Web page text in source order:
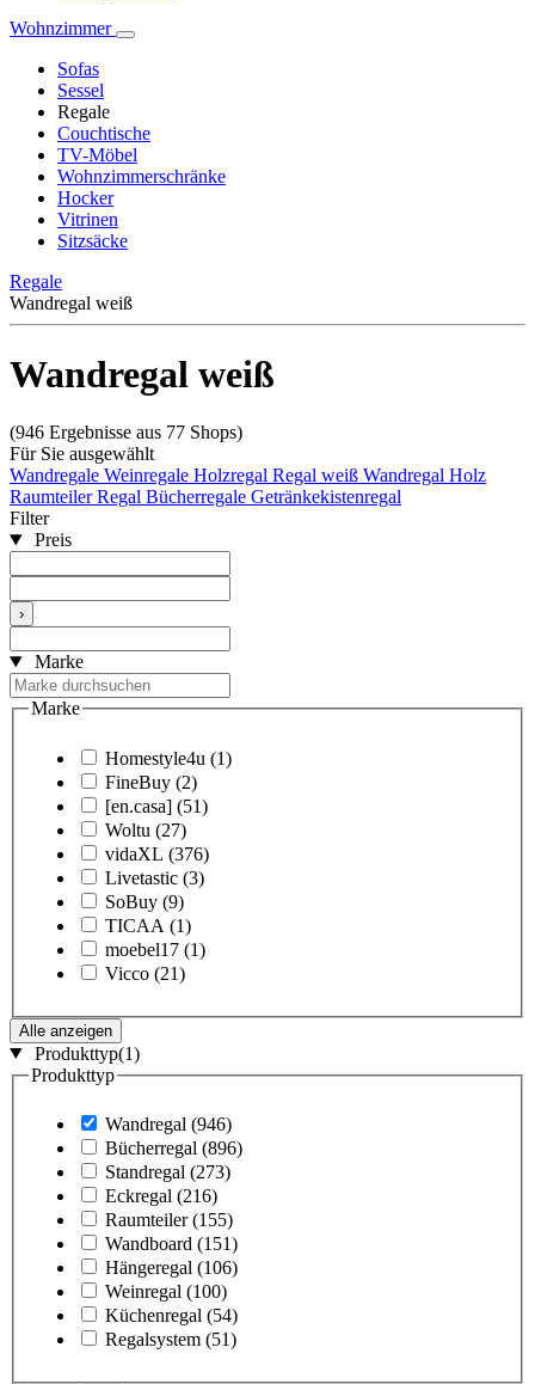
Wohnzimmer
Sofas
Sessel
Regale
Couchtische
TV-Möbel
Wohnzimmerschränke
Hocker
Vitrinen
Sitzsäcke
Regale
Wandregal weiß
Wandregal weiß
(946 Ergebnisse aus 77 Shops)
Für Sie ausgewählt
Wandregale Weinregale Holzregal Regal weiß Wandregal Holz
Raumteiler Regal Bücherregale Getränkekistenregal
Filter
Preis
›
Marke
Marke
Homestyle4u (1)
FineBuy (2)
[en.casa] (51)
Woltu (27)
vidaXL (376)
Livetastic (3)
SoBuy (9)
TICAA (1)
moebel17 (1)
Vicco (21)
Alle anzeigen
Produkttyp(1)
Produkttyp
Wandregal (946)
Bücherregal (896)
Standregal (273)
Eckregal (216)
Raumteiler (155)
Wandboard (151)
Hängeregal (106)
Weinregal (100)
Küchenregal (54)
Regalsystem (51)